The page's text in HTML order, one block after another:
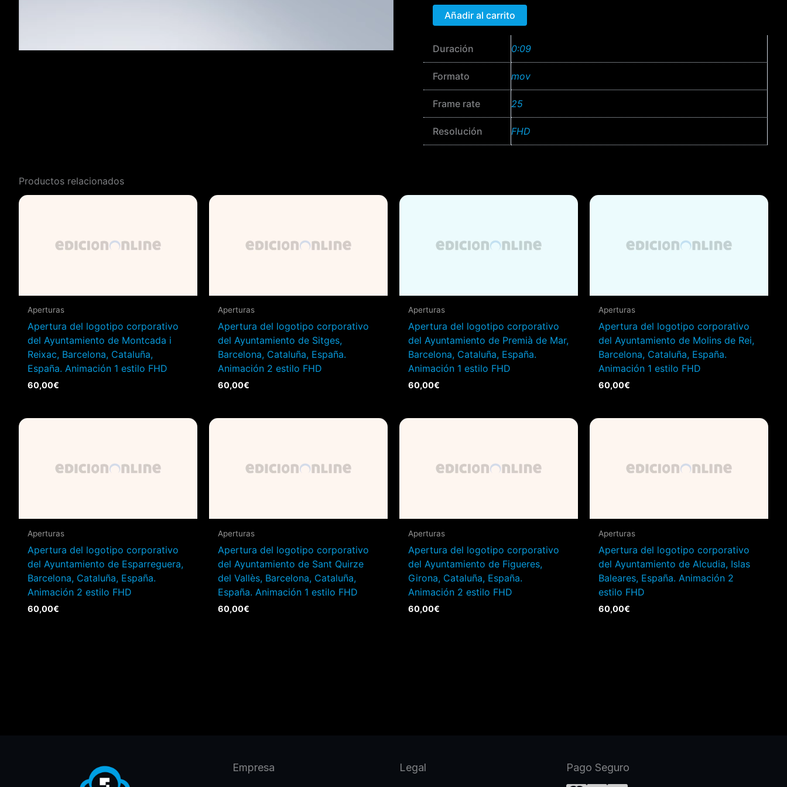
FHD
cantidadAñadir al carrito
Duración 0:09
Formato mov
Frame rate 25
Resolución FHD
Productos relacionados
Aperturas
Apertura del logotipo corporativo
del Ayuntamiento de Montcada i
Reixac, Barcelona, Cataluña,
España. Animación 1 estilo FHD
60,00€
Aperturas
Apertura del logotipo corporativo
del Ayuntamiento de Sitges,
Barcelona, Cataluña, España.
Animación 2 estilo FHD
60,00€
Aperturas
Apertura del logotipo corporativo
del Ayuntamiento de Premià de Mar,
Barcelona, Cataluña, España.
Animación 1 estilo FHD
60,00€
Aperturas
Apertura del logotipo corporativo
del Ayuntamiento de Molins de Rei,
Barcelona, Cataluña, España.
Animación 1 estilo FHD
60,00€
Aperturas
Apertura del logotipo corporativo
del Ayuntamiento de Esparreguera,
Barcelona, Cataluña, España.
Animación 2 estilo FHD
60,00€
Aperturas
Apertura del logotipo corporativo
del Ayuntamiento de Sant Quirze
del Vallès, Barcelona, Cataluña,
España. Animación 1 estilo FHD
60,00€
Aperturas
Apertura del logotipo corporativo
del Ayuntamiento de Figueres,
Girona, Cataluña, España.
Animación 2 estilo FHD
60,00€
Aperturas
Apertura del logotipo corporativo
del Ayuntamiento de Alcudia, Islas
Baleares, España. Animación 2
estilo FHD
60,00€
Empresa Legal Pago Seguro